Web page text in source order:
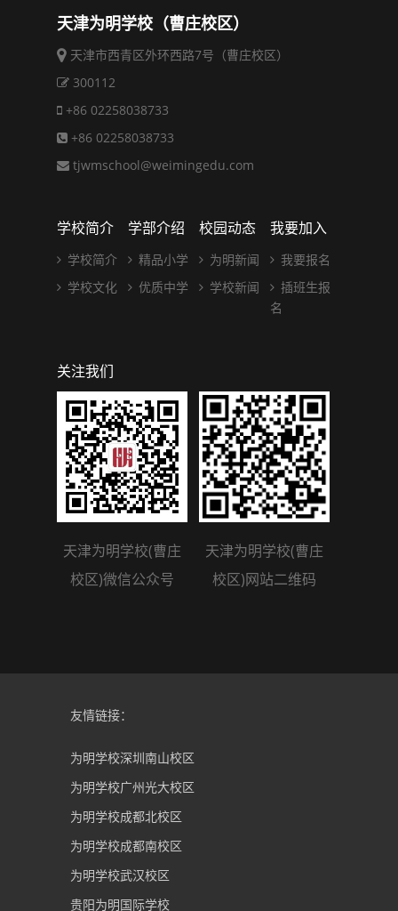
天津为明学校（曹庄校区）
天津市西青区外环西路7号（曹庄校区）
300112
+86 02258038733
+86 02258038733
tjwmschool@weimingedu.com
学校简介
学校简介
学校文化
学部介绍
精品小学
优质中学
校园动态
为明新闻
学校新闻
我要加入
我要报名
插班生报
名
关注我们
天津为明学校(曹庄
校区)微信公众号
天津为明学校(曹庄
校区)网站二维码
友情链接：
为明学校深圳南山校区
为明学校广州光大校区
为明学校成都北校区
为明学校成都南校区
为明学校武汉校区
贵阳为明国际学校